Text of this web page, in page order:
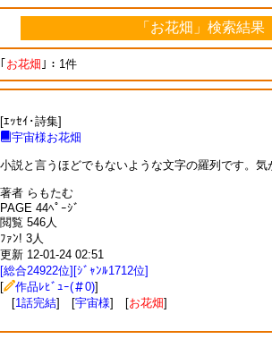
「お花畑」検索結果
｢ お花畑 ｣：1件
[ｴｯｾｲ･詩集]
宇宙様お花畑
小説と言うほどでもないような文字の羅列です。気
著者 らもたむ
PAGE 44ﾍﾟｰｼﾞ
閲覧 546人
ﾌｧﾝ! 3人
更新 12-01-24 02:51
[総合24922位][ｼﾞｬﾝﾙ1712位]
[
作品ﾚﾋﾞｭｰ(＃0)]
[1話完結] [宇宙様] [お花畑]